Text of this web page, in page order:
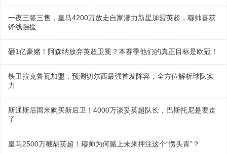
一夜三签三售，皇马4200万放走自家潜力新星加盟英超，穆帅喜获
锋线强援
砸1亿豪赌！阿森纳放弃英超卫冕？本赛季他们的真正目标是欧冠！
铁卫拉克鲁瓦加盟，预测切尔西最强首发阵容，全方位解析球队实
力
斯通斯后国米购买新后卫！4000万谈妥英超队长，巴斯托尼是要走
了
皇马2500万截胡英超！穆帅为何赌上未来押注这个“愣头青”？